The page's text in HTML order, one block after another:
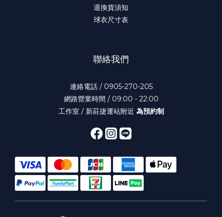
退換貨須知
球衣尺寸表
聯絡我們
連絡電話 / 0905-270-205
網路營業時間 / 09:00 - 22:00
工作室 / 新莊捷運站附近 為預約制